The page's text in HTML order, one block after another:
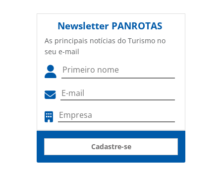
Newsletter PANROTAS
As principais notícias do Turismo no
seu e-mail
Cadastre-se